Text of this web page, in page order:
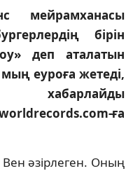
мейрамханасы
бірін
деп аталатын
еуроға жетеді,
ға
Вен әзірлеген. Оның